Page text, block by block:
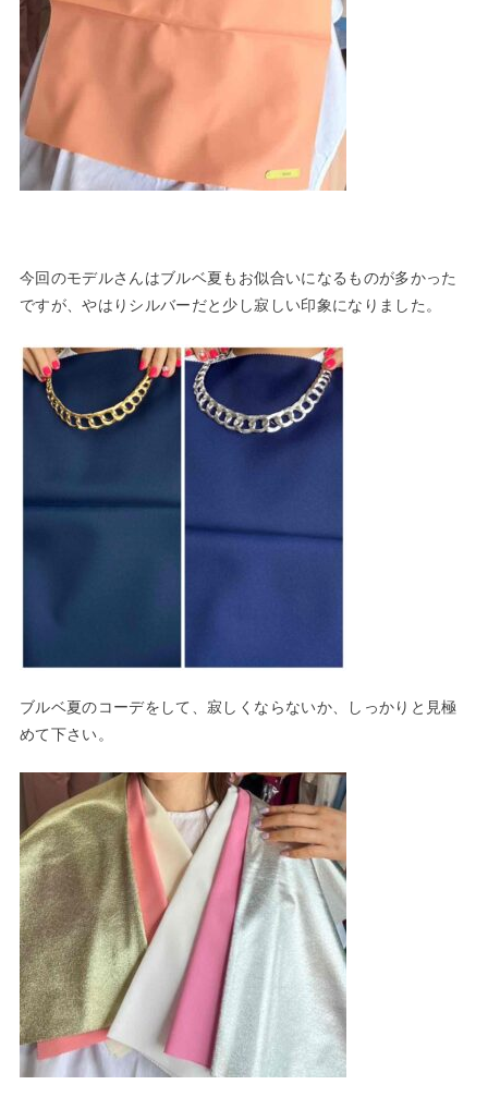
今回のモデルさんはブルベ夏もお似合いになるものが多かった
ですが、やはりシルバーだと少し寂しい印象になりました。
ブルベ夏のコーデをして、寂しくならないか、しっかりと見極
めて下さい。